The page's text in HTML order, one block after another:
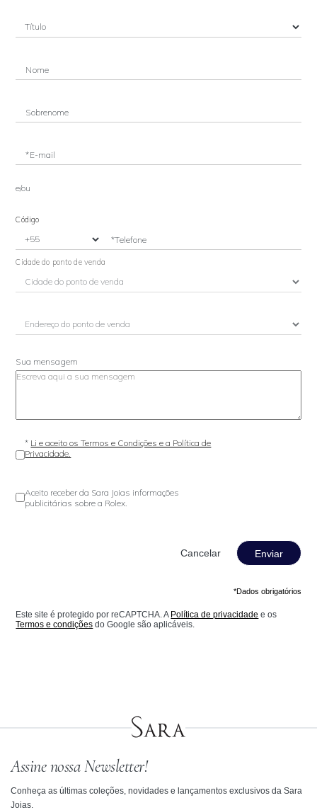
Nome
Sobrenome
*E-mail
e/ou
Código
*Telefone
Cidade do ponto de venda
Sua mensagem
* Li e aceito os Termos e Condições e a Política de
Privacidade.
Aceito receber da Sara Joias informações
publicitárias sobre a Rolex.
Enviar
*Dados obrigatórios
Este site é protegido por reCAPTCHA. A Política de privacidade e os
Termos e condições do Google são aplicáveis.
Assine nossa Newsletter!
Conheça as últimas coleções, novidades e lançamentos exclusivos da Sara
Joias.